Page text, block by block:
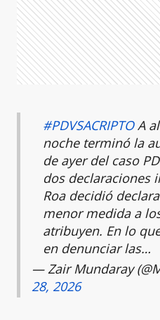
#PDVSACRIPTOA
noche terminó la
de ayer del caso
dos declaraciones
Roa decidió
menor medida a
atribuyen. En lo
en denunciar las…
— Zair Mundaray
28, 2026